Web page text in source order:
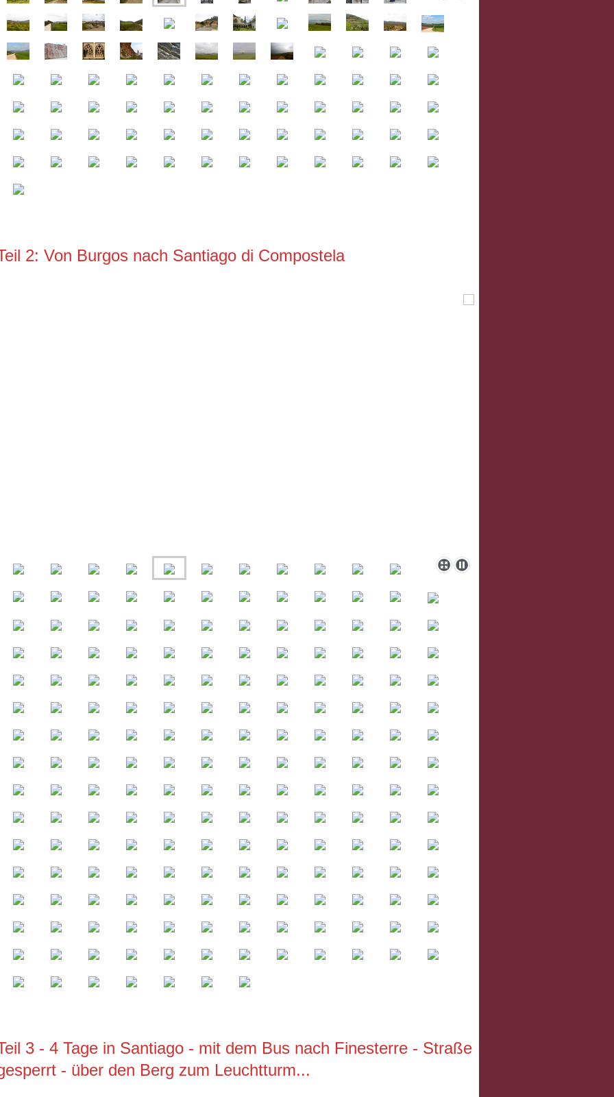
2: Von Burgos nach Santiago di Compostela
3 - 4 Tage in Santiago - mit dem Bus nach Finesterre - Straße
- über den Berg zum Leuchtturm...